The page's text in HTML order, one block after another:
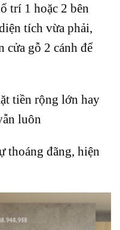
trí 1 hoặc 2 bên
tích vừa phải,
cửa gỗ 2 cánh để
tiền rộng lớn hay
luôn
thoáng đãng, hiện